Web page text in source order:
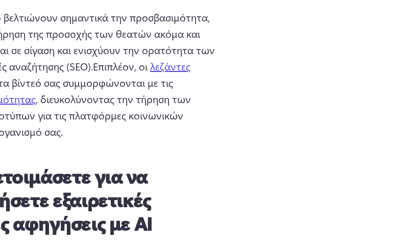
βελτιώνουν σημαντικά την προσβασιμότητα,
της προσοχής των θεατών ακόμα και
σε σίγαση και ενισχύουν την ορατότητα των
αναζήτησης (SEO).Επιπλέον, οι λεζάντες
βίντεό σας συμμορφώνονται με τις
, διευκολύνοντας την τήρηση των
για τις πλατφόρμες κοινωνικών
σας.
για να
εξαιρετικές
αφηγήσεις με AI